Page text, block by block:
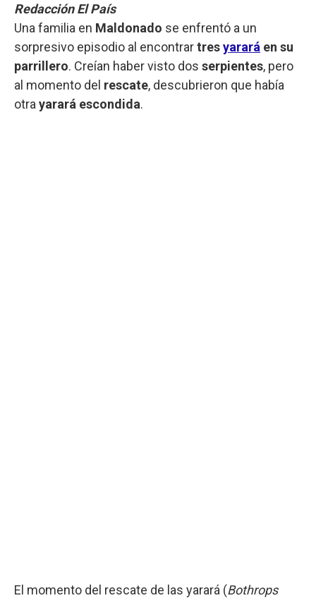
Redacción El País
Una familia en Maldonado se enfrentó a un
sorpresivo episodio al encontrartresyarará en su
parrillero. Creían haber visto dos serpientes, pero
al momento del rescate, descubrieron que había
otra yarará escondida.
El momento del rescate de las yarará (Bothrops